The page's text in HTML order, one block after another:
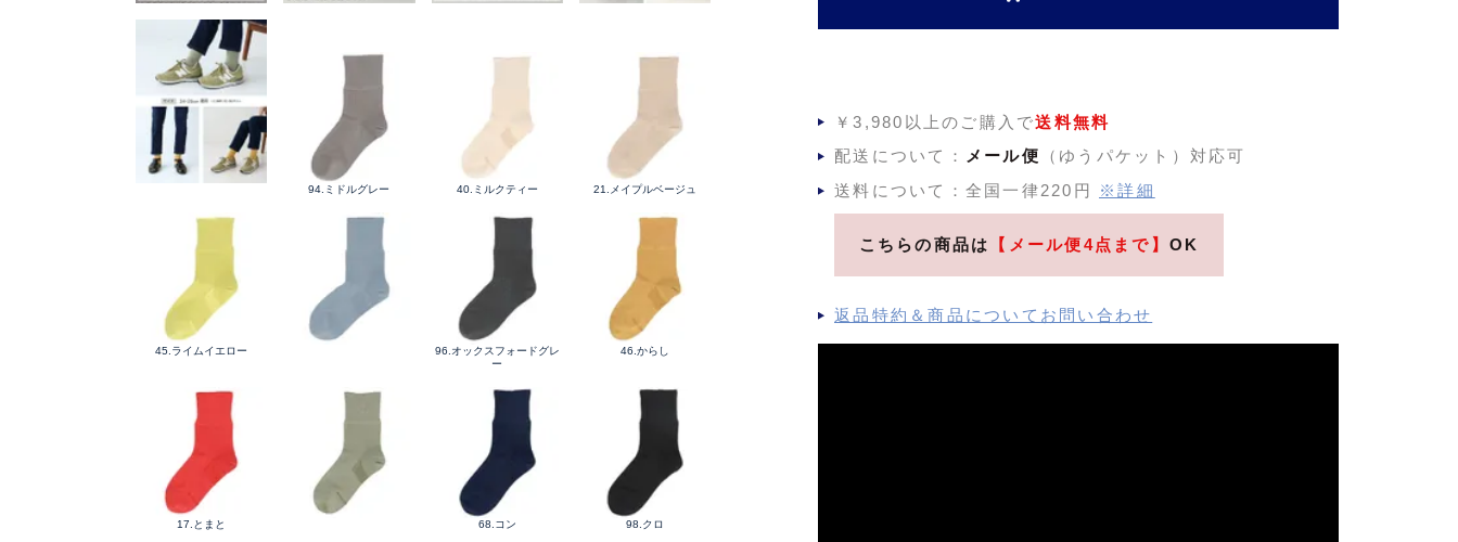
94.ミドルグレー 40.ミルクティー 21.メイプルベージュ
45.ライムイエロー
96.オックスフォードグレ
ー
46.からし
17.とまと 68.コン 98.クロ
￥3,980以上のご購入で送料無料
配送について：
メール便
（ゆうパケット）対応可
送料について：全国一律220円
※詳細
こちらの商品は 【メール便4点まで】 OK
返品特約＆商品についてお問い合わせ